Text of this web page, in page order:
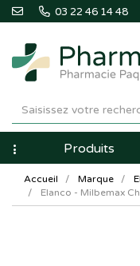
03 22 46 14 48
Paque
Amiens
NavigationProduits
Accueil Marque
Elanco - Milbemax